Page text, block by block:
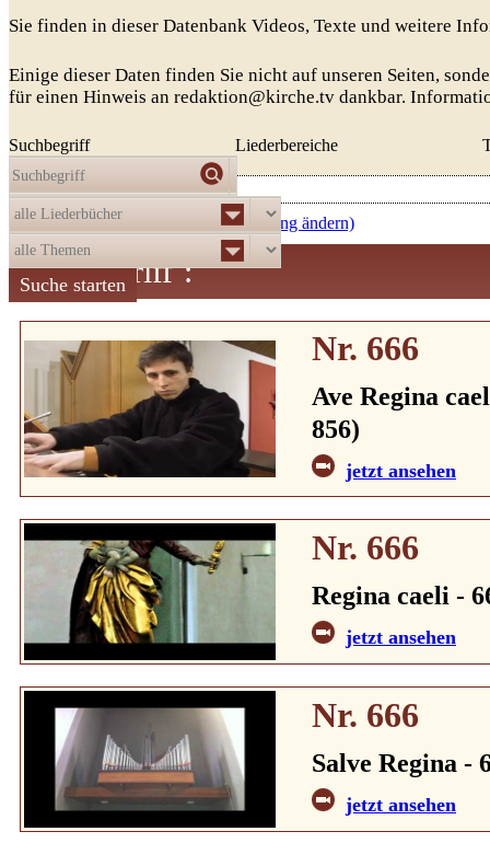
Sie finden in dieser Datenbank Videos, Texte und weitere
Einige dieser Daten finden Sie nicht auf unseren Seiten,
für einen Hinweis an redaktion@kirche.tv dankbar.
Suchbegriff Liederbereiche
Die Auswahlergab521Treffer:
absteigend nach Nummer (Sortierung ändern)
Suchbegriff :
Nr. 666
Ave Regina
856)
jetzt ansehen
Nr. 666
Regina caeli -
jetzt ansehen
Nr. 666
Salve Regina -
jetzt ansehen